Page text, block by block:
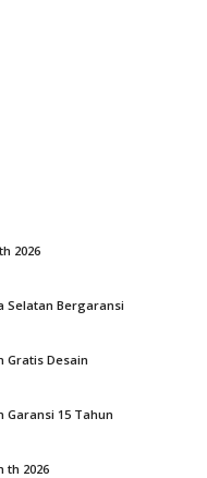
2026
Selatan Bergaransi
Gratis Desain
Garansi 15 Tahun
th 2026